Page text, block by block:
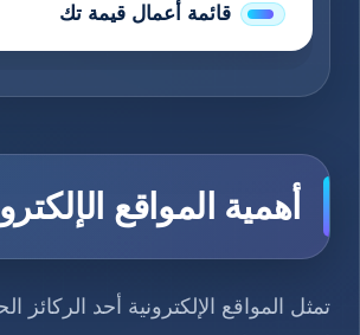
قائمة أعمال قيمة تك
أهمية المواقع
تمثل المواقع الإلكترونية أحد